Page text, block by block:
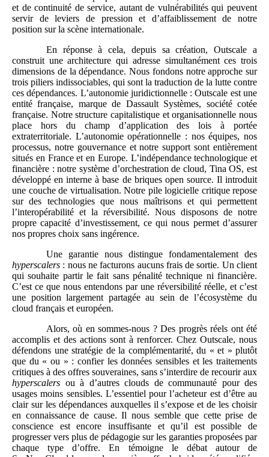
et de continuité de service, autant de vulnérabilités qui peuvent
servir de leviers de pression et d’affaiblissement de notre
position sur la scène internationale.
En réponse à cela, depuis sa création, Outscale a
construit une architecture qui adresse simultanément ces trois
dimensions de la dépendance. Nous fondons notre approche sur
trois piliers indissociables, qui sont la traduction de la lutte contre
ces dépendances. L’autonomie juridictionnelle : Outscale est une
entité française, marque de Dassault Systèmes, société cotée
française. Notre structure capitalistique et organisationnelle nous
place hors du champ d’application des lois à portée
extraterritoriale. L’autonomie opérationnelle : nos équipes, nos
processus, notre gouvernance et notre support sont entièrement
situés en France et en Europe. L’indépendance technologique et
financière : notre système d’orchestration de cloud, Tina OS, est
développé en interne à base de briques open source. Il introduit
une couche de virtualisation. Notre pile logicielle critique repose
sur des technologies que nous maîtrisons et qui permettent
l’interopérabilité et la réversibilité. Nous disposons de notre
propre capacité d’investissement, ce qui nous permet d’assurer
nos propres choix sans ingérence.
Une garantie nous distingue fondamentalement des
hyperscalers : nous ne facturons aucuns frais de sortie. Un client
qui souhaite partir le fait sans pénalité technique ni financière.
C’est ce que nous entendons par une réversibilité réelle, et c’est
une position largement partagée au sein de l’écosystème du
cloud français et européen.
Alors, où en sommes-nous ? Des progrès réels ont été
accomplis et des actions sont à renforcer. Chez Outscale, nous
défendons une stratégie de la complémentarité, du « et » plutôt
que du « ou » : confier les données sensibles et les traitements
critiques à des offres souveraines, sans s’interdire de recourir aux
hyperscalers ou à d’autres clouds de communauté pour des
usages moins sensibles. L’essentiel pour l’acheteur est d’être au
clair sur les dépendances auxquelles il s’expose et de les choisir
en connaissance de cause. Il nous semble que cette prise de
conscience est encore insuffisante et qu’il est possible de
progresser vers plus de pédagogie sur les garanties proposées par
chaque type d’offre. En témoigne le débat autour de